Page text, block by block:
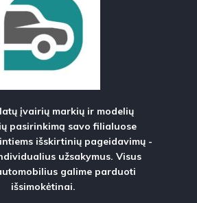
įvairių markių ir modelių
pasirinkimą savo filialuose
išskirtinių pageidavimų -
užsakymus. Visus
galime parduoti
išsimokėtinai.